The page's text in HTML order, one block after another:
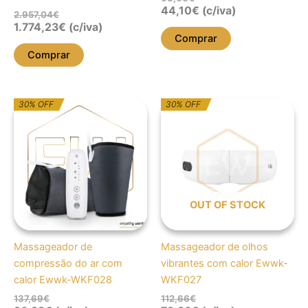
2.957,04€
1.774,23€ (c/iva)
Comprar
44,10€ (c/iva)
Comprar
30% OFF
Massageador de
compressão do ar com
calor Ewwk-WKF028
137,69€
O
preço
original
era:
137,69€.
O
preço
atual
é:
96,38€.
30% OFF
OUT OF STOCK
Massageador de olhos
vibrantes com calor Ewwk-
WKF027
112,66€
O
preço
era:
112,66€.
O
preço
78,86€.